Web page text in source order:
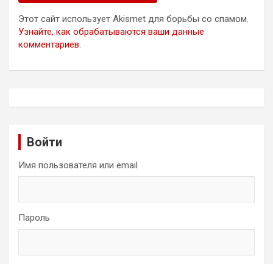
Этот сайт использует Akismet для борьбы со спамом.
Узнайте, как обрабатываются ваши данные
комментариев.
Войти
Имя пользователя или email
Пароль